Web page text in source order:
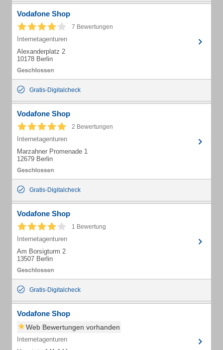
Vodafone Shop
7 Bewertungen
Internetagenturen
Alexanderplatz 2
10178 Berlin
Gratis-Digitalcheck
Vodafone Shop
2 Bewertungen
Internetagenturen
Marzahner Promenade 1
12679 Berlin
Gratis-Digitalcheck
Vodafone Shop
1 Bewertung
Internetagenturen
Am Borsigturm 2
13507 Berlin
Gratis-Digitalcheck
Vodafone Shop
Web Bewertungen vorhanden
Internetagenturen